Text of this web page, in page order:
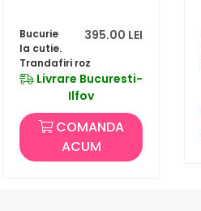
395.00 LEI
Bucurie
la cutie.
Trandafiri roz
Livrare Bucuresti-
Ilfov
COMANDA
ACUM